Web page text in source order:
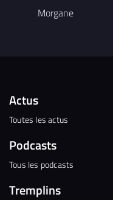
Morgane
Actus
Toutes les actus
Podcasts
Tous les podcasts
Tremplins